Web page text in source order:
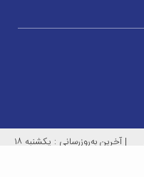
|
آخرین به‌روزرسانی : یکشنبه ۱۸